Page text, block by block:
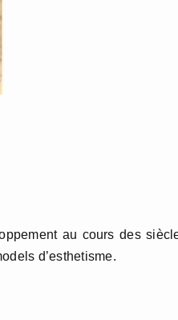
au cours des
d’esthetisme.